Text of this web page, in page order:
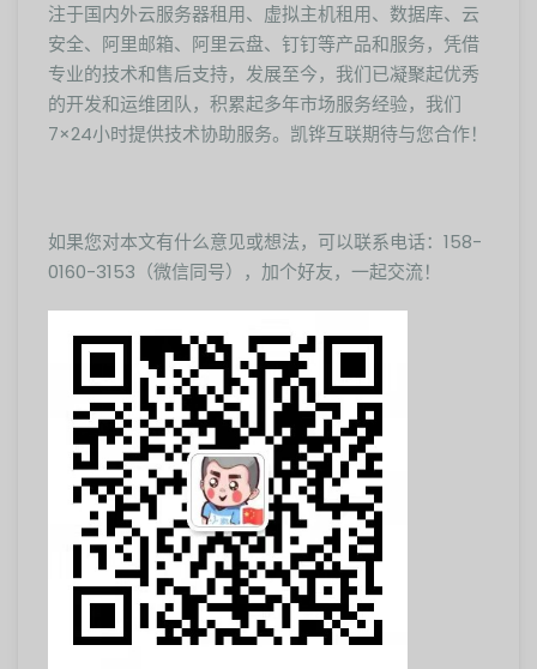
注于国内外云服务器租用、虚拟主机租用、数据库、云
安全、阿里邮箱、阿里云盘、钉钉等产品和服务，凭借
专业的技术和售后支持，发展至今，我们已凝聚起优秀
的开发和运维团队，积累起多年市场服务经验，我们
7×24小时提供技术协助服务。凯铧互联期待与您合作！
如果您对本文有什么意见或想法，可以联系电话：158-
0160-3153（微信同号），加个好友，一起交流！